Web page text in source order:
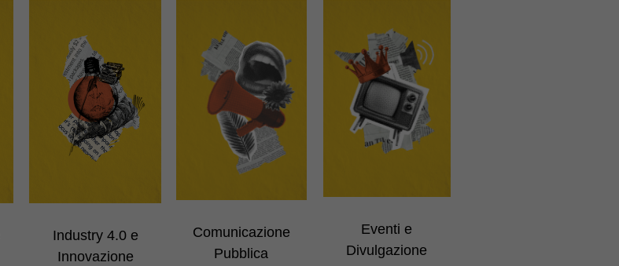
Industry 4.0 e
Innovazione
Comunicazione
Pubblica
Eventi e
Divulgazione